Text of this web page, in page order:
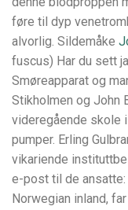
føre til dyp
alvorlig. Sildemåke
fuscus) Har du sett
Smøreapparat og
Stikholmen og John
videregående skole
pumper. Erling
vikariende
e-post til de ansatte:
Norwegian inland,